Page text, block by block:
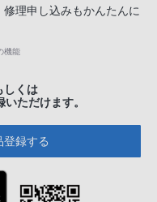
理申し込みもかんたんに
機能
しくは
ただけます。
登録する